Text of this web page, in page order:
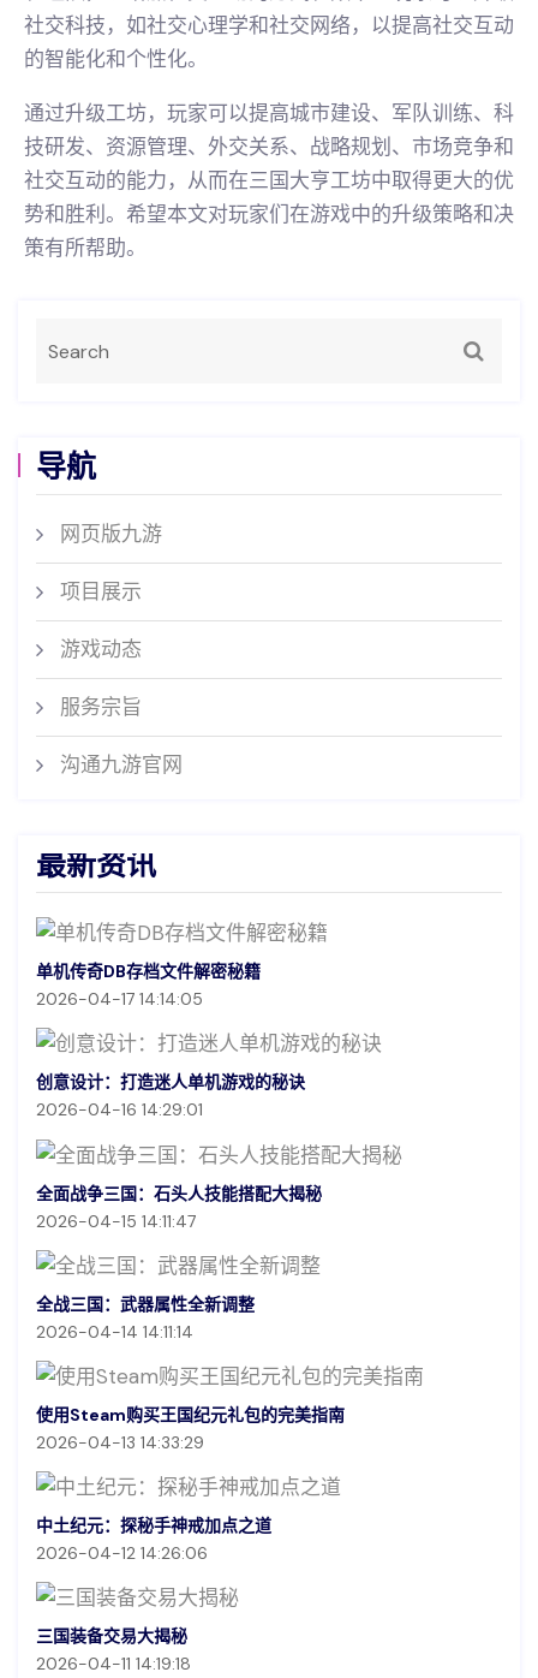
社交科技，如社交心理学和社交网络，以提高社交互动
的智能化和个性化。
通过升级工坊，玩家可以提高城市建设、军队训练、科
技研发、资源管理、外交关系、战略规划、市场竞争和
社交互动的能力，从而在三国大亨工坊中取得更大的优
势和胜利。希望本文对玩家们在游戏中的升级策略和决
策有所帮助。
导航
网页版九游
项目展示
游戏动态
服务宗旨
沟通九游官网
最新资讯
单机传奇DB存档文件解密秘籍
2026-04-17 14:14:05
创意设计：打造迷人单机游戏的秘诀
2026-04-16 14:29:01
全面战争三国：石头人技能搭配大揭秘
2026-04-15 14:11:47
全战三国：武器属性全新调整
2026-04-14 14:11:14
使用Steam购买王国纪元礼包的完美指南
2026-04-13 14:33:29
中土纪元：探秘手神戒加点之道
2026-04-12 14:26:06
三国装备交易大揭秘
2026-04-11 14:19:18